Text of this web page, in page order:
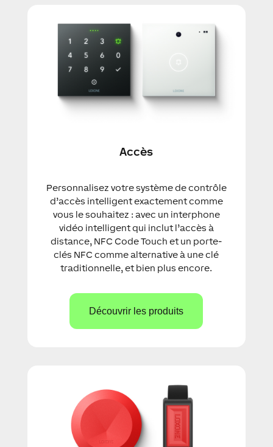
Accès
Personnalisez votre système de contrôle
d’accès intelligent exactement comme
vous le souhaitez : avec un interphone
vidéo intelligent qui inclut l’accès à
distance, NFC Code Touch et un porte-
clés NFC comme alternative à une clé
traditionnelle, et bien plus encore.
Découvrir les produits